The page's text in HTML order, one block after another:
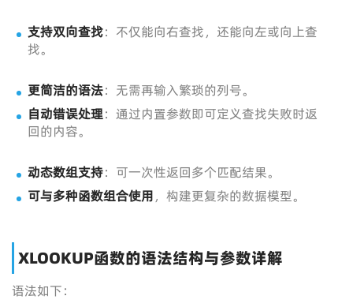
支持双向查找：不仅能向右查找，还能向左或向上查
找。
更简洁的语法：无需再输入繁琐的列号。
自动错误处理：通过内置参数即可定义查找失败时返
回的内容。
动态数组支持：可一次性返回多个匹配结果。
可与多种函数组合使用，构建更复杂的数据模型。
XLOOKUP函数的语法结构与参数详解
语法如下：